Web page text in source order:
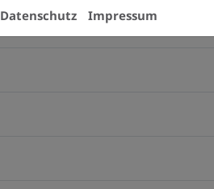
Datenschutz Impressum